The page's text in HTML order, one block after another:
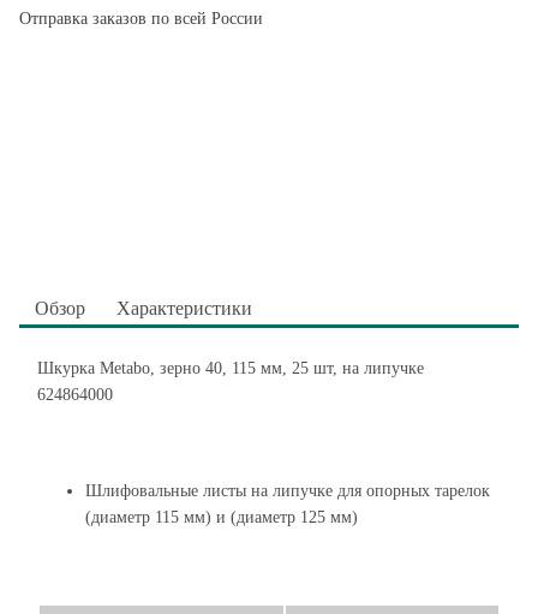
Отправка заказов по всей России
Обзор Характеристики
Шкурка Metabo, зерно 40, 115 мм, 25 шт, на липучке
624864000
Шлифовальные листы на липучке для опорных тарелок
(диаметр 115 мм) и (диаметр 125 мм)